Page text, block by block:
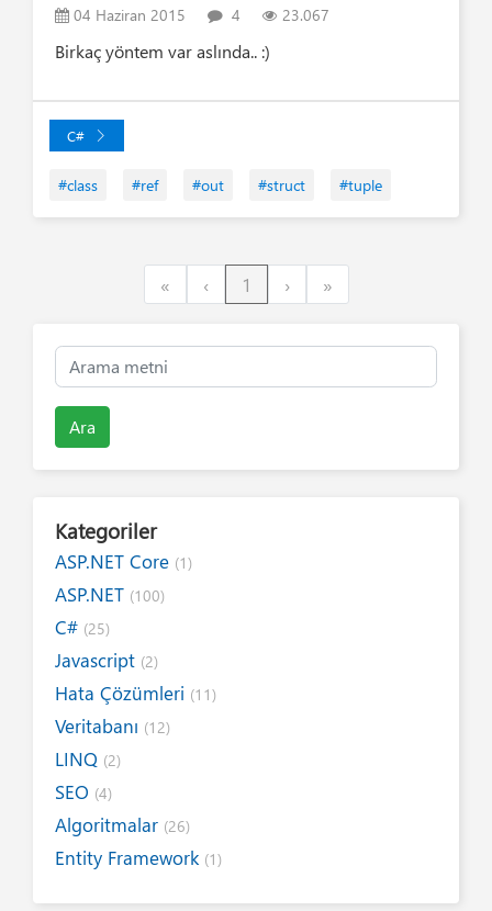
04 Haziran 2015 4 23.067
Birkaç yöntem var aslında.. :)
C#
#class #ref #out #struct #tuple
«First ‹Previous
1 ›Next»Last
Ara
Kategoriler
ASP.NET Core (1)
ASP.NET (100)
C# (25)
Javascript (2)
Hata Çözümleri (11)
Veritabanı (12)
LINQ (2)
SEO (4)
Algoritmalar (26)
Entity Framework (1)